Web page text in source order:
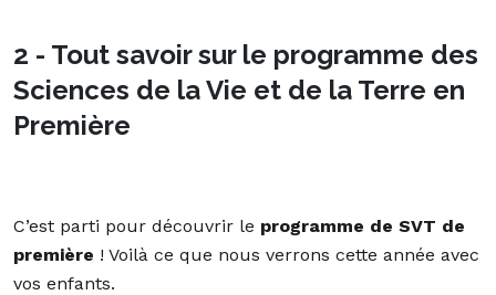
2 - Tout savoir sur le programme des
Sciences de la Vie et de la Terre en
Première
C’est parti pour découvrir le programme de SVT de
première ! Voilà ce que nous verrons cette année avec
vos enfants.